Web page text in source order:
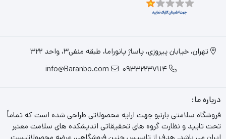
تهران، خیابان پیروزی، پاساژ پانوراما، طبقه منفی3، واحد 322
09332237114
info@Baranbo.com
درباره ما:
فروشگاه سلامتی بارنبو جهت ارایه محصولاتی طراحی شده است که تماماً
تحت تایید و نظارت گروه های تحقیقاتی اندیشکده های سلامت معتبر